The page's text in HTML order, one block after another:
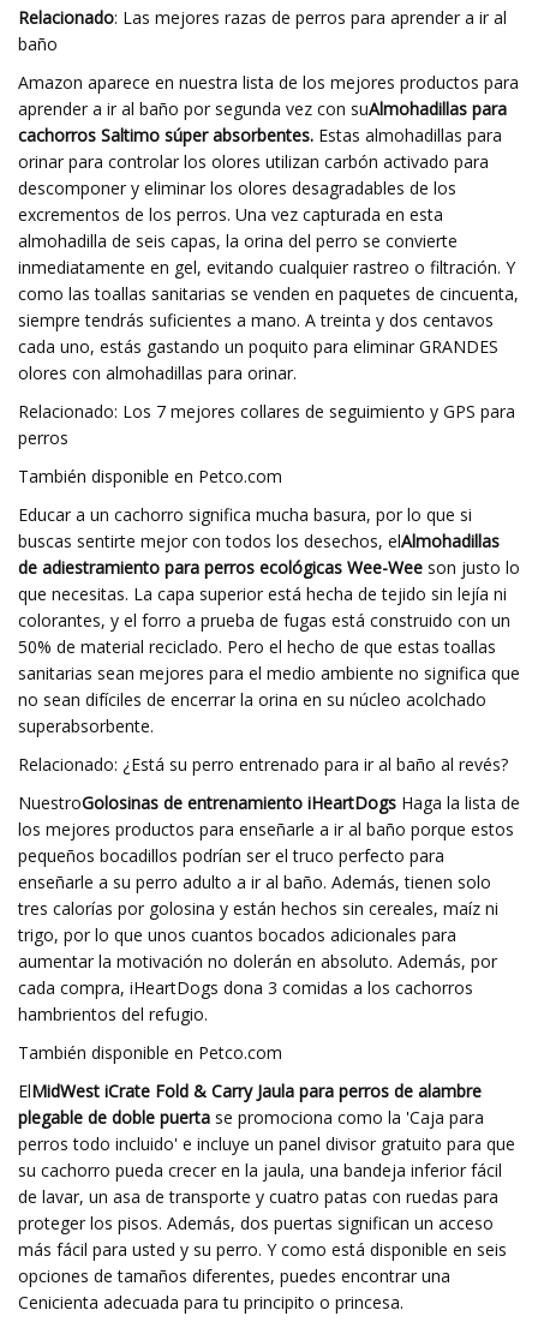
Relacionado: Las mejores razas de perros para aprender a ir al
baño
Amazon aparece en nuestra lista de los mejores productos para
aprender a ir al baño por segunda vez con suAlmohadillas para
cachorros Saltimo súper absorbentes. Estas almohadillas para
orinar para controlar los olores utilizan carbón activado para
descomponer y eliminar los olores desagradables de los
excrementos de los perros. Una vez capturada en esta
almohadilla de seis capas, la orina del perro se convierte
inmediatamente en gel, evitando cualquier rastreo o filtración. Y
como las toallas sanitarias se venden en paquetes de cincuenta,
siempre tendrás suficientes a mano. A treinta y dos centavos
cada uno, estás gastando un poquito para eliminar GRANDES
olores con almohadillas para orinar.
Relacionado: Los 7 mejores collares de seguimiento y GPS para
perros
También disponible en Petco.com
Educar a un cachorro significa mucha basura, por lo que si
buscas sentirte mejor con todos los desechos, elAlmohadillas
de adiestramiento para perros ecológicas Wee-Wee son justo lo
que necesitas. La capa superior está hecha de tejido sin lejía ni
colorantes, y el forro a prueba de fugas está construido con un
50% de material reciclado. Pero el hecho de que estas toallas
sanitarias sean mejores para el medio ambiente no significa que
no sean difíciles de encerrar la orina en su núcleo acolchado
superabsorbente.
Relacionado: ¿Está su perro entrenado para ir al baño al revés?
NuestroGolosinas de entrenamiento iHeartDogs Haga la lista de
los mejores productos para enseñarle a ir al baño porque estos
pequeños bocadillos podrían ser el truco perfecto para
enseñarle a su perro adulto a ir al baño. Además, tienen solo
tres calorías por golosina y están hechos sin cereales, maíz ni
trigo, por lo que unos cuantos bocados adicionales para
aumentar la motivación no dolerán en absoluto. Además, por
cada compra, iHeartDogs dona 3 comidas a los cachorros
hambrientos del refugio.
También disponible en Petco.com
ElMidWest iCrate Fold & Carry Jaula para perros de alambre
plegable de doble puerta se promociona como la 'Caja para
perros todo incluido' e incluye un panel divisor gratuito para que
su cachorro pueda crecer en la jaula, una bandeja inferior fácil
de lavar, un asa de transporte y cuatro patas con ruedas para
proteger los pisos. Además, dos puertas significan un acceso
más fácil para usted y su perro. Y como está disponible en seis
opciones de tamaños diferentes, puedes encontrar una
Cenicienta adecuada para tu principito o princesa.